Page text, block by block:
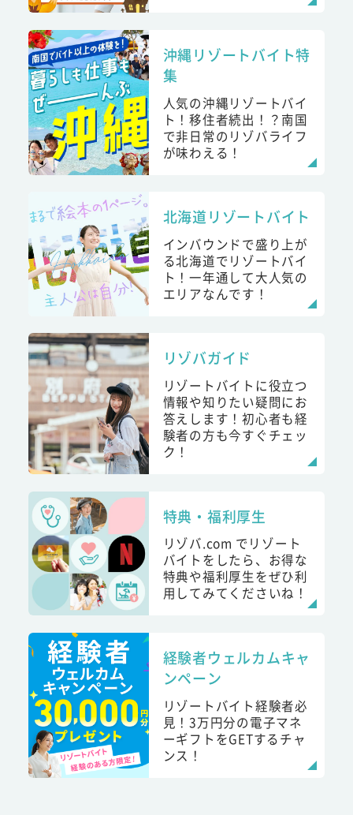
沖縄リゾートバイト特
集
人気の沖縄リゾートバイ
ト！移住者続出！？南国
で非日常のリゾバライフ
が味わえる！
北海道リゾートバイト
インバウンドで盛り上が
る北海道でリゾートバイ
ト！一年通して大人気の
エリアなんです！
リゾバガイド
リゾートバイトに役立つ
情報や知りたい疑問にお
答えします！初心者も経
験者の方も今すぐチェッ
ク！
特典・福利厚生
リゾバ.com でリゾート
バイトをしたら、お得な
特典や福利厚生をぜひ利
用してみてくださいね！
経験者ウェルカムキャ
ンペーン
リゾートバイト経験者必
見！3万円分の電子マネ
ーギフトをGETするチャ
ンス！